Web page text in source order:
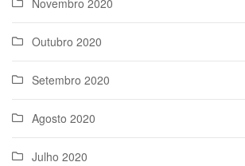
Novembro 2020
Outubro 2020
Setembro 2020
Agosto 2020
Julho 2020